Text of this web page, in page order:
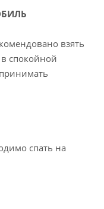
взять
в спокойной
спать на